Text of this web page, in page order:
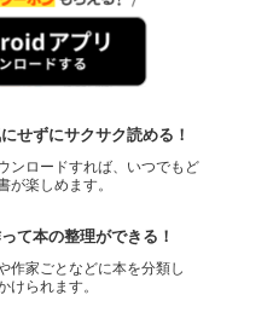
年3月号
年2月号
せずにサクサク読める！
ンロードすれば、いつでもど
が楽しめます。
て本の整理ができる！
作家ごとなどに本を分類し
けられます。